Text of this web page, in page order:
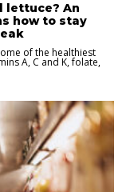
lettuce? An
how to stay
of the healthiest
A, C and K, folate,